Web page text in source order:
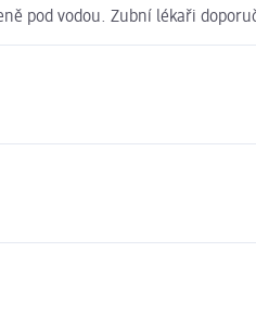
pod vodou. Zubní lékaři